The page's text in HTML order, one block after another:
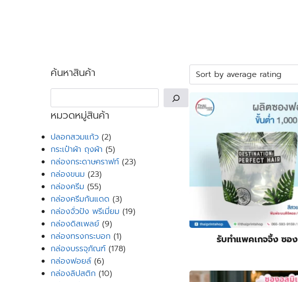
ค้นหาสินค้า
Search
หมวดหมู่สินค้า
ปลอกสวมแก้ว 22
products
กระเป๋าผ้า ถุงผ้า 55
products
กล่องกระดาษคราฟท์ 2323
กล่องขนม 2323
products
กล่องครีม 5555
products
กล่องครีมกันแดด 33
products
กล่องจั่วปัง พรีเมี่ยม 1919
กล่องดิสเพลย์ 99
products
กล่องทรงกระบอก 11
product
กล่องบรรจุภัณฑ์ 178178
กล่องฟอยล์ 66
products
กล่องลิปสติก 1010
รับทําแพคเกจจิ้ง ซอง